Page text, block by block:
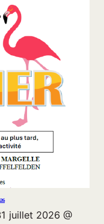
juillet 2026 @